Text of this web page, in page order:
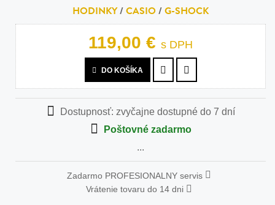
HODINKY/CASIO/G-SHOCK
119,00 € s DPH
DO KOŠÍKA
Dostupnosť: zvyčajne dostupné do 7 dní
Poštovné zadarmo
...
Zadarmo PROFESIONALNY servis
Vrátenie tovaru do 14 dni